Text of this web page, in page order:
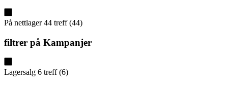
På nettlager 44 treff (44)
filtrer på Kampanjer
Lagersalg 6 treff (6)